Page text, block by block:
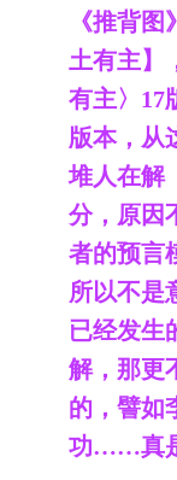
《推背
土有主】
有主〉17
版本，从
堆人在解
分，原因
者的预言
所以不是
已经发生
解，那更
的，譬如
功……真